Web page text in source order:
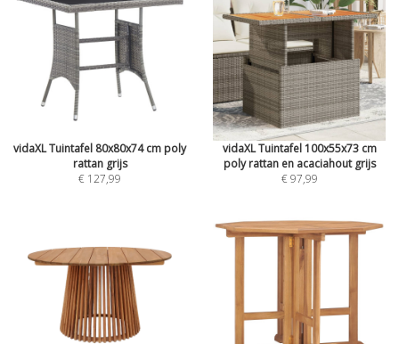
vidaXL Tuintafel 80x80x74 cm poly
rattan grijs
€ 127,99
vidaXL Tuintafel 100x55x73 cm
poly rattan en acaciahout grijs
€ 97,99